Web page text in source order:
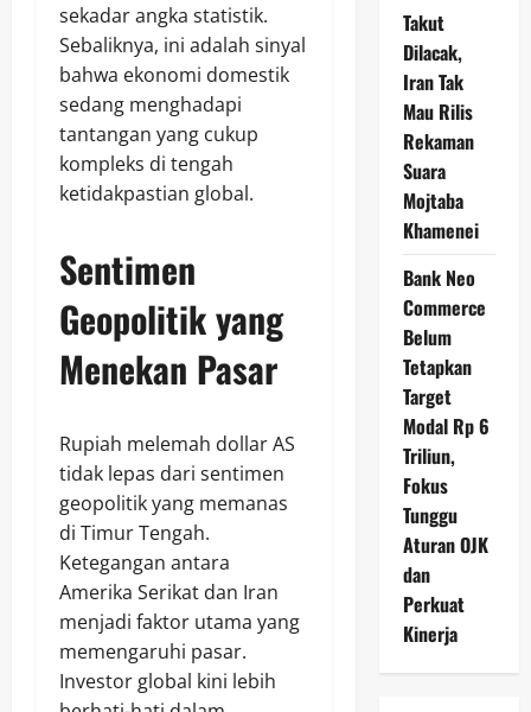
sekadar angka statistik.
Sebaliknya, ini adalah sinyal
bahwa ekonomi domestik
sedang menghadapi
tantangan yang cukup
kompleks di tengah
ketidakpastian global.
Sentimen
Geopolitik yang
Menekan Pasar
Rupiah melemah dollar AS
tidak lepas dari sentimen
geopolitik yang memanas
di Timur Tengah.
Ketegangan antara
Amerika Serikat dan Iran
menjadi faktor utama yang
memengaruhi pasar.
Investor global kini lebih
Takut
Dilacak,
Iran Tak
Mau Rilis
Rekaman
Suara
Mojtaba
Khamenei
Bank Neo
Commerce
Belum
Tetapkan
Target
Modal Rp 6
Triliun,
Fokus
Tunggu
Aturan OJK
dan
Perkuat
Kinerja